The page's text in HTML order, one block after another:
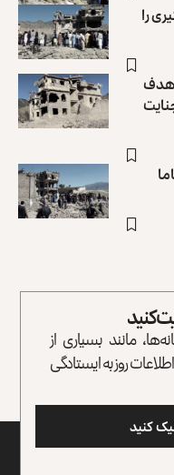
را
هدف
کنید
مانند بسیاری از
روز به ایستادگی
کنید